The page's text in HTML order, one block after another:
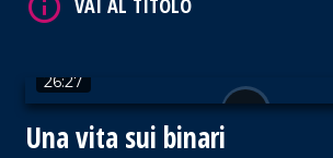
loro recente e suggestivo
26:27
Una vita sui binari